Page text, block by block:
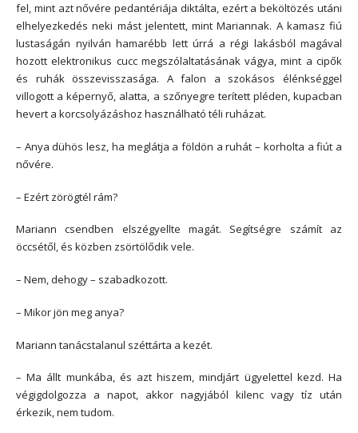
fel, mint azt nővére pedantériája diktálta, ezért a beköltözés utáni
elhelyezkedés neki mást jelentett, mint Mariannak. A kamasz fiú
lustaságán nyilván hamarébb lett úrrá a régi lakásból magával
hozott elektronikus cucc megszólaltatásának vágya, mint a cipők
és ruhák összevisszasága. A falon a szokásos élénkséggel
villogott a képernyő, alatta, a szőnyegre terített pléden, kupacban
hevert a korcsolyázáshoz használható téli ruházat.
– Anya dühös lesz, ha meglátja a földön a ruhát – korholta a fiút a
nővére.
– Ezért zörögtél rám?
Mariann csendben elszégyellte magát. Segítségre számít az
öccsétől, és közben zsörtölődik vele.
– Nem, dehogy – szabadkozott.
– Mikor jön meg anya?
Mariann tanácstalanul széttárta a kezét.
– Ma állt munkába, és azt hiszem, mindjárt ügyelettel kezd. Ha
végigdolgozza a napot, akkor nagyjából kilenc vagy tíz után
érkezik, nem tudom.